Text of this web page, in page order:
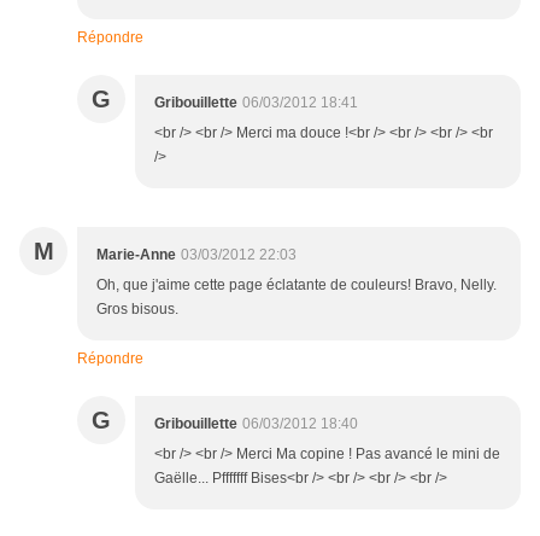
Répondre
G Gribouillette 06/03/2012 18:41
<br /> <br /> Merci ma douce !<br /> <br /> <br /> <br
/>
M Marie-Anne 03/03/2012 22:03
Oh, que j'aime cette page éclatante de couleurs! Bravo, Nelly.
Gros bisous.
Répondre
G Gribouillette 06/03/2012 18:40
<br /> <br /> Merci Ma copine ! Pas avancé le mini de
Gaëlle... Pfffffff Bises<br /> <br /> <br /> <br />